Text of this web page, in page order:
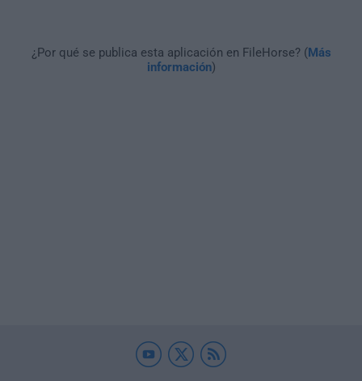
¿Por qué se publica esta aplicación en FileHorse? (Más
información)